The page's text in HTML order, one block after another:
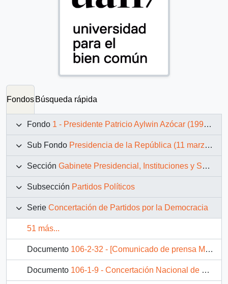
Fondos Búsqueda rápida
Fondo 1 - Presidente Patricio Aylwin Azócar (1990-1994)
Sub Fondo Presidencia de la República (11 marzo 1990 – 11 marzo 1994)
Sección Gabinete Presidencial, Instituciones y Servicios
Subsección Partidos Políticos
Serie Concertación de Partidos por la Democracia
51 más...
Documento 106-2-32 - [Comunicado de prensa Mujeres por la Democracia]
Documento 106-1-9 - Concertación Nacional de Mujeres por la Democracia : Comunicado de Prensa